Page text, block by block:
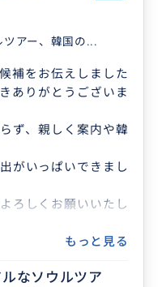
アー、韓国の...
補をお伝えしました
ありがとうございま
ず、親しく案内や韓
がいっぱいできまし
ろしくお願いいたし
もっと見る
なソウルツア